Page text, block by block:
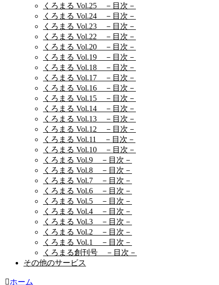
くろまる Vol.25 －目次－
くろまる Vol.24 －目次－
くろまる Vol.23 －目次－
くろまる Vol.22 －目次－
くろまる Vol.20 －目次－
くろまる Vol.19 －目次－
くろまる Vol.18 －目次－
くろまる Vol.17 －目次－
くろまる Vol.16 －目次－
くろまる Vol.15 －目次－
くろまる Vol.14 －目次－
くろまる Vol.13 －目次－
くろまる Vol.12 －目次－
くろまる Vol.11 －目次－
くろまる Vol.10 －目次－
くろまる Vol.9 －目次－
くろまる Vol.8 －目次－
くろまる Vol.7 －目次－
くろまる Vol.6 －目次－
くろまる Vol.5 －目次－
くろまる Vol.4 －目次－
くろまる Vol.3 －目次－
くろまる Vol.2 －目次－
くろまる Vol.1 －目次－
くろまる創刊号 －目次－
その他のサービス
ホーム